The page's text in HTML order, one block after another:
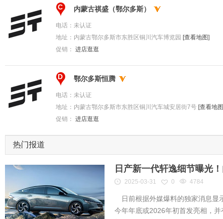
C 内蒙古祺盛（鄂尔多斯）
电话： 未认证
地址： 内蒙古鄂尔多斯市东胜区铜川汽车博览园 [查看地图]
促销： 进店逛逛
D 鄂尔多斯恒腾
电话： 未认证
地址： 内蒙古鄂尔多斯市东胜区铜川汽车城安居街7号 [查看地
促销： 进店逛逛
热门报道
日产新一代轩逸细节曝光
2025-03-31 0 4784
日前根据外媒爆料的独家消息显
今年年底或2026年初首发亮相，